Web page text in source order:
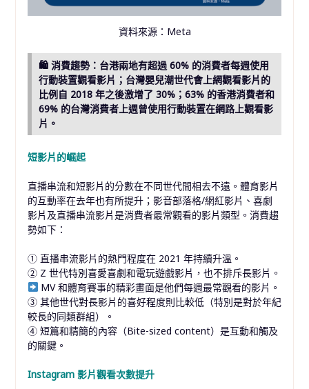
資料來源：Meta
🛍 消費趨勢：台港兩地有超過 60% 的消費者每週使用
行動裝置觀看影片；台灣嬰兒潮世代會上網觀看影片的
比例自 2018 年之後激增了 30%；63% 的香港消費者和
69% 的台灣消費者上週曾使用行動裝置在網路上觀看影
片。
短影片的崛起
直播串流和短影片的分數在不同世代間相去不遠。體育影片
的互動率在去年也有所提升；影音部落格/網紅影片、喜劇
影片及直播串流影片是消費者最常觀看的影片類型。消費趨
勢如下：
① 直播串流影片的熱門程度在 2021 年持續升溫。
② Z 世代特別喜愛喜劇和電玩遊戲影片，也不排斥長影片。
MV 和體育賽事的精彩畫面是他們每週最常觀看的影片。
③ 其他世代對長影片的喜好程度則比較低（特別是對於年紀
較長的同類群組）。
④ 短篇和精簡的內容（Bite-sized content）是互動和觸及
的關鍵。
Instagram 影片觀看次數提升